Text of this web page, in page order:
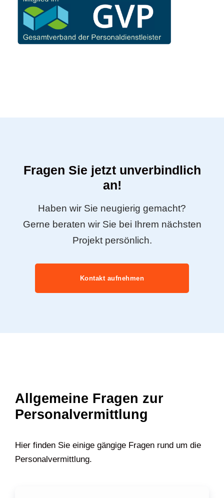
Fragen Sie jetzt unverbindlich
an!
Haben wir Sie neugierig gemacht?
Gerne beraten wir Sie bei Ihrem nächsten
Projekt persönlich.
Kontakt aufnehmen
Allgemeine Fragen zur
Personalvermittlung
Hier finden Sie einige gängige Fragen rund um die
Personalvermittlung.